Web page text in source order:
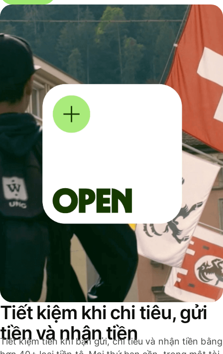
Tiết kiệm khi chi tiêu, gửi
tiền và nhận tiền
Tiết kiệm tiền khi bạn gửi, chi tiêu và nhận tiền bằng